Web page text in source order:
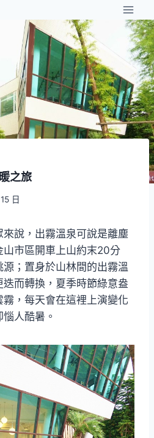
之旅
日
說，出霧溫泉可說是離塵
山市區開車上山約末20分
；置身於山林間的出霧溫
而轉換，夏季時節綠意盎
，每天會在這裡上演變化
人酷暑。